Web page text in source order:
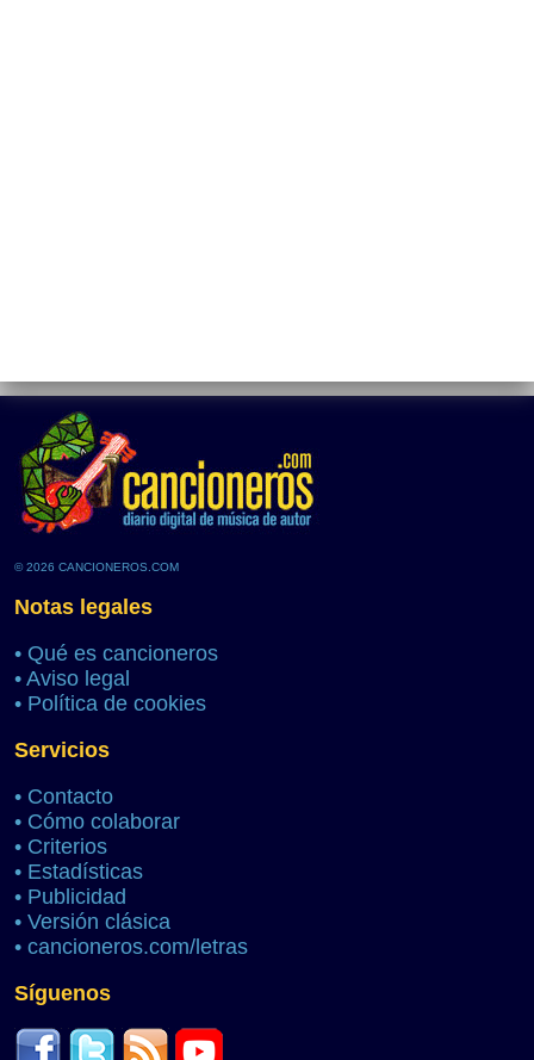
© 2026 CANCIONEROS.COM
Notas legales
• Qué es cancioneros
• Aviso legal
• Política de cookies
Servicios
• Contacto
• Cómo colaborar
• Criterios
• Estadísticas
• Publicidad
• Versión clásica
• cancioneros.com/letras
Síguenos